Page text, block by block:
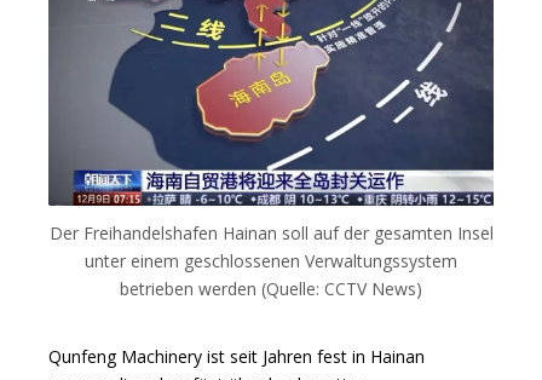
Der Freihandelshafen Hainan soll auf der gesamten Insel
unter einem geschlossenen Verwaltungssystem
betrieben werden (Quelle: CCTV News)
Qunfeng Machinery ist seit Jahren fest in Hainan